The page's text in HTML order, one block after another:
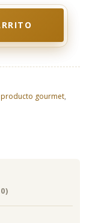
producto gourmet,